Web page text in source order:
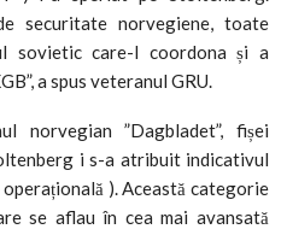
securitate norvegiene, toate
sovietic care-l coordona și a
a spus veteranul GRU.
norvegian ”Dagbladet”, fișei
i s-a atribuit indicativul
). Această categorie
se aflau în cea mai avansată